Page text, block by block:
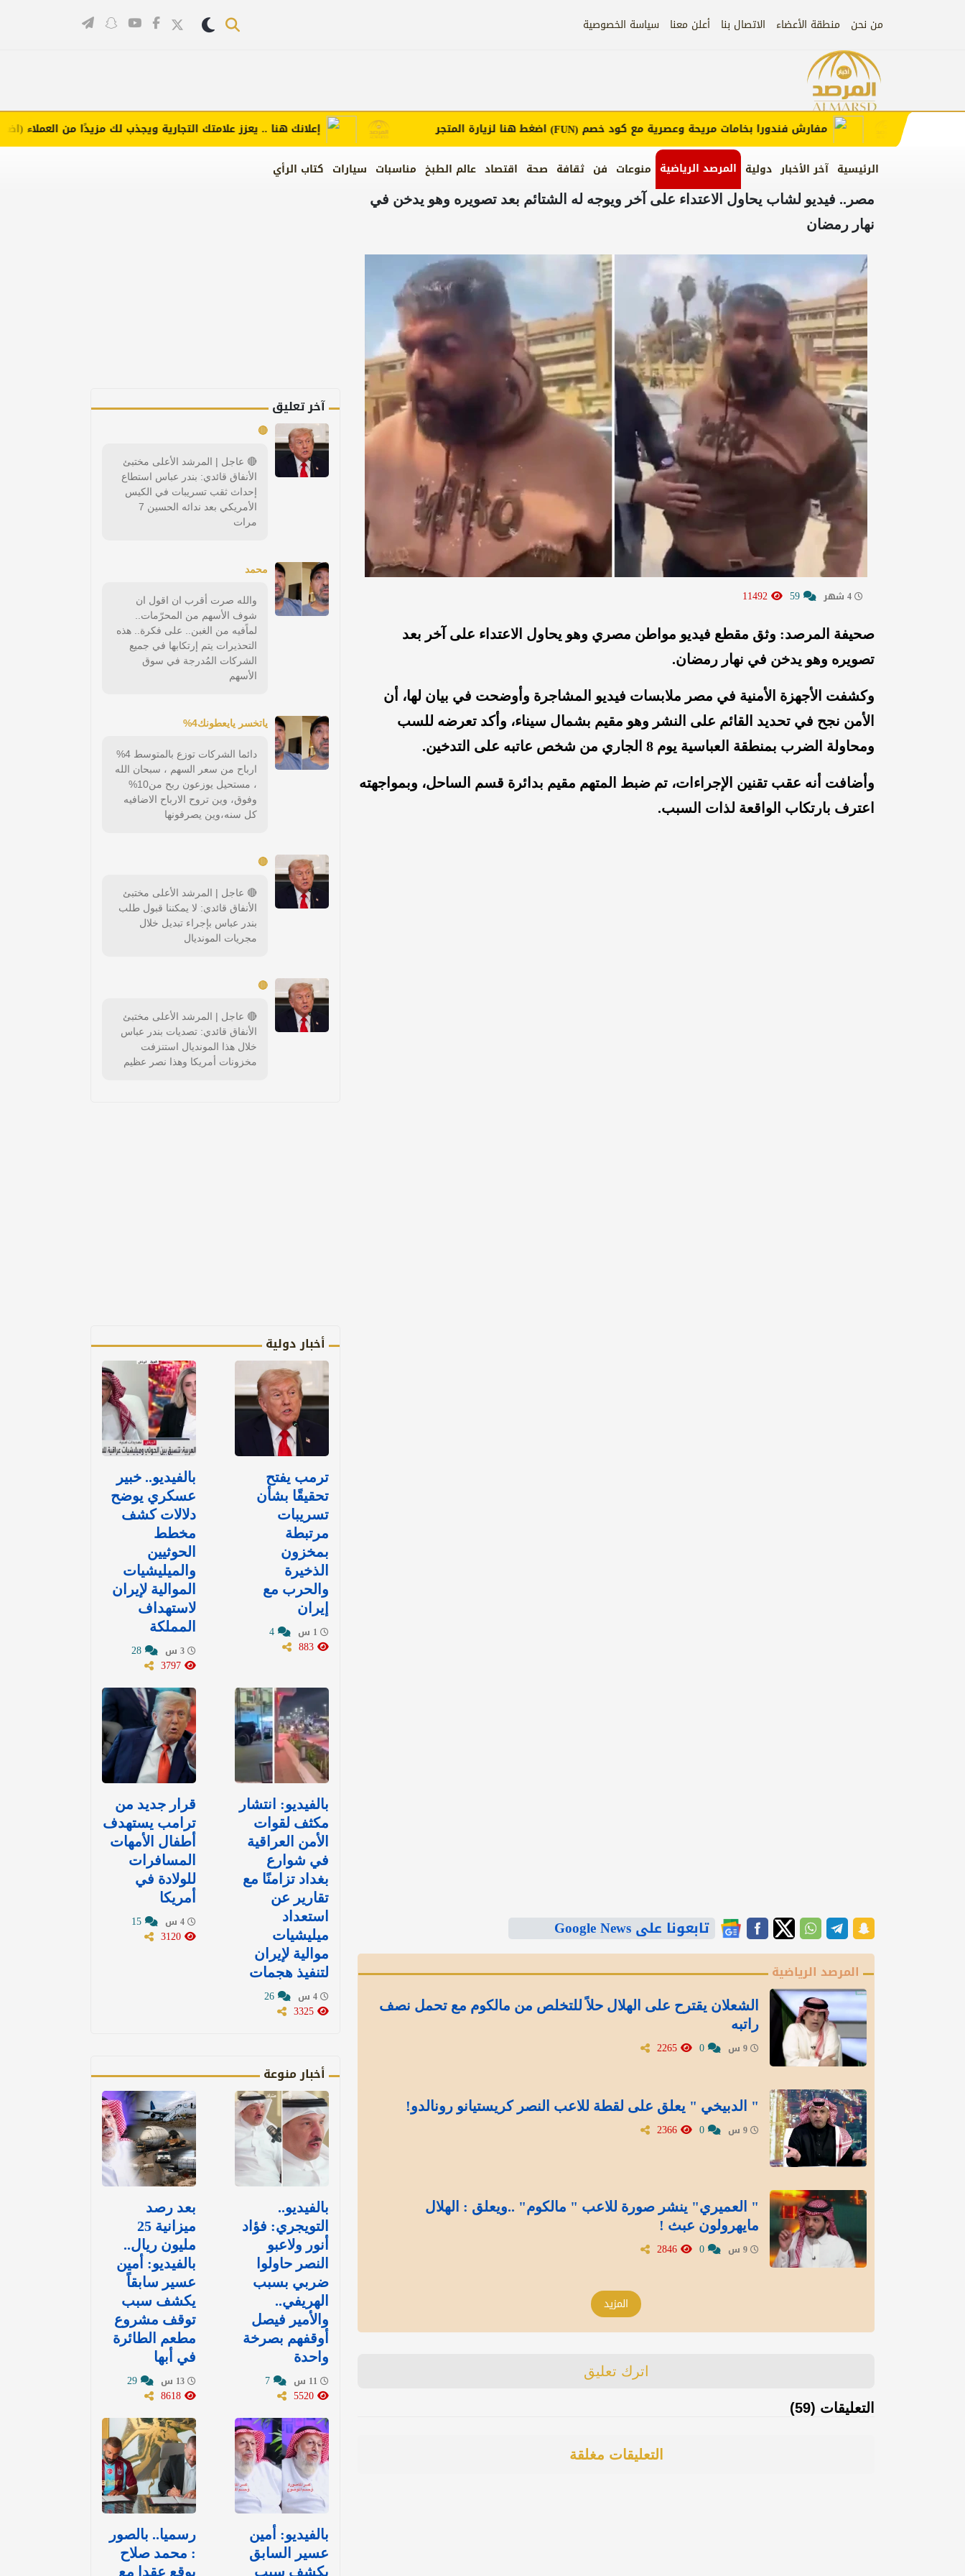
من نحن منطقة الأعضاء الاتصال بنا أعلن معنا سياسة الخصوصية
الرئيسية آخر الأخبار دولية المرصد الرياضية منوعات فن ثقافة صحة اقتصاد عالم الطبخ مناسبات سيارات كتاب الرأي
إعلانك هنا .. يعزز علامتك التجارية ويجذب لك مزيدًا من العملاء (اضغط مفارش فندورا بخامات مريحة وعصرية مع كود خصم(FUN)اضغط هنا لزيارة المتجر
مصر.. فيديو لشاب يحاول الاعتداء على آخر ويوجه له الشتائم بعد تصويره وهو يدخن في
نهار رمضان
صحيفة المرصد: وثق مقطع فيديو مواطن مصري وهو يحاول الاعتداء على آخر بعد
تصويره وهو يدخن في نهار رمضان.
وكشفت الأجهزة الأمنية في مصر ملابسات فيديو المشاجرة وأوضحت في بيان لها، أن
الأمن نجح في تحديد القائم على النشر وهو مقيم بشمال سيناء، وأكد تعرضه للسب
ومحاولة الضرب بمنطقة العباسية يوم 8 الجاري من شخص عاتبه على التدخين.
وأضافت أنه عقب تقنين الإجراءات، تم ضبط المتهم مقيم بدائرة قسم الساحل، وبمواجهته
اعترف بارتكاب الواقعة لذات السبب.
تابعونا على Google News
المرصد الرياضية
الشعلان يقترح على الهلال حلاً للتخلص من مالكوم مع تحمل نصف
راتبه
" الدبيخي " يعلق على لقطة للاعب النصر كريستيانو رونالدو!
" العميري" ينشر صورة للاعب " مالكوم" ..ويعلق : الهلال
مايهرولون عبث !
المزيد
اترك تعليق
التعليقات (59)
التعليقات مغلقة
آخر تعليق
🔴
🔴 عاجل | المرشد الأعلى مختبئ
الأنفاق قائدي: بندر عباس استطاع
إحداث ثقب تسريبات في الكيس
الأمريكي بعد ندائه الحسين 7
مرات
محمد
والله صرت أقرب ان اقول ان
شوف الأسهم من المحرّمات..
لماًفيه من الغبن.. على فكرة.. هذه
التحذيرات يتم إرتكابها في جميع
الشركات المُدرجة في سوق
الأسهم
ياتخسر يايعطونك4%
دائما الشركات توزع بالمتوسط 4%
ارباح من سعر السهم ، سبحان الله
، مستحيل يوزعون ربح من10%
وفوق، وين تروح الارباح الاضافيه
كل سنه،وين يصرفونها
🔴
🔴 عاجل | المرشد الأعلى مختبئ
الأنفاق قائدي: لا يمكننا قبول طلب
بندر عباس بإجراء تبديل خلال
مجريات المونديال
🔴
🔴 عاجل | المرشد الأعلى مختبئ
الأنفاق قائدي: تصديات بندر عباس
خلال هذا المونديال استنزفت
مخزونات أمريكا وهذا نصر عظيم
أخبار دولية
ترمب يفتح
تحقيقًا بشأن
تسريبات
مرتبطة
بمخزون
الذخيرة
والحرب مع
إيران
بالفيديو.. خبير
عسكري يوضح
دلالات كشف
مخطط
الحوثيين
والميليشيات
الموالية لإيران
لاستهداف
المملكة
بالفيديو: انتشار
مكثف لقوات
الأمن العراقية
في شوارع
بغداد تزامنًا مع
تقارير عن
استعداد
ميليشيات
موالية لإيران
لتنفيذ هجمات
قرار جديد من
ترامب يستهدف
أطفال الأمهات
المسافرات
للولادة في
أمريكا
أخبار منوعة
بالفيديو..
التويجري: فؤاد
أنور ولاعبو
النصر حاولوا
ضربي بسبب
الهريفي..
والأمير فيصل
أوقفهم بصرخة
واحدة
بعد رصد
ميزانية 25
مليون ريال..
بالفيديو: أمين
عسير سابقاً
يكشف سبب
توقف مشروع
مطعم الطائرة
في أبها
بالفيديو: أمين
عسير السابق
يكشف سبب
رسميا.. بالصور
: محمد صلاح
يوقع عقدا مع